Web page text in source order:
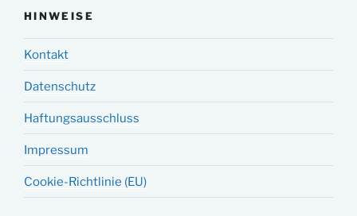
HINWEISE
Kontakt
Datenschutz
Haftungsausschluss
Impressum
Cookie-Richtlinie (EU)